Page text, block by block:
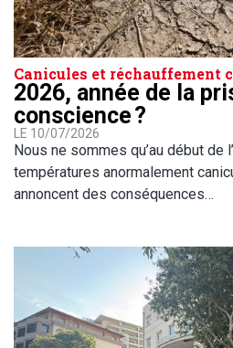
Canicules et réchauffement
2026, année de la
conscience ?
LE 10/07/2026
Nous ne sommes qu’au début de
températures anormalement
annoncent des conséquences…